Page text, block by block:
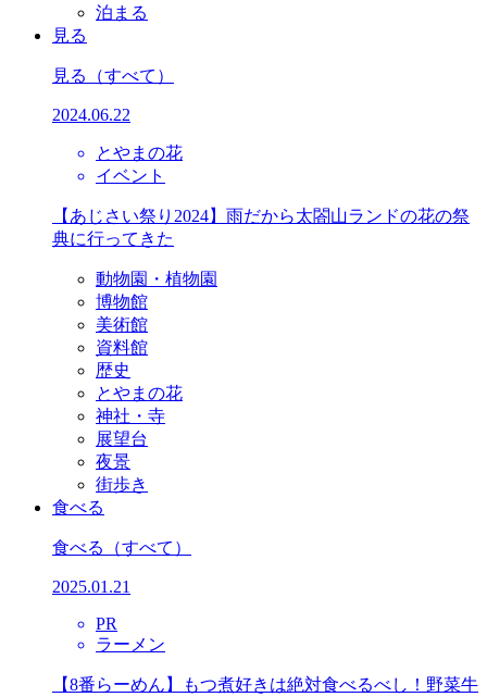
泊まる
見る
見る （すべて）
2024.06.22
とやまの花
イベント
【あじさい祭り2024】雨だから太閤山ランドの花の祭
典に行ってきた
動物園・植物園
博物館
美術館
資料館
歴史
とやまの花
神社・寺
展望台
夜景
街歩き
食べる
食べる （すべて）
2025.01.21
PR
ラーメン
【8番らーめん】もつ煮好きは絶対食べるべし！野菜牛